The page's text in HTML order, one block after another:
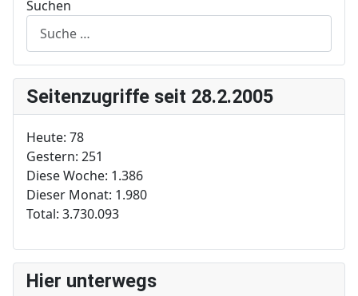
Suchen
Seitenzugriffe seit 28.2.2005
Heute: 78
Gestern: 251
Diese Woche: 1.386
Dieser Monat: 1.980
Total: 3.730.093
Hier unterwegs